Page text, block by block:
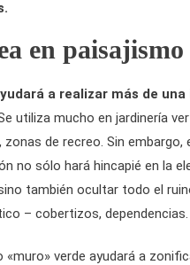
en paisajismo
a realizar más de una
utiliza mucho en jardinería
zonas de recreo. Sin embargo,
no sólo hará hincapié en la
también ocultar todo el
– cobertizos, dependencias.
«muro» verde ayudará a